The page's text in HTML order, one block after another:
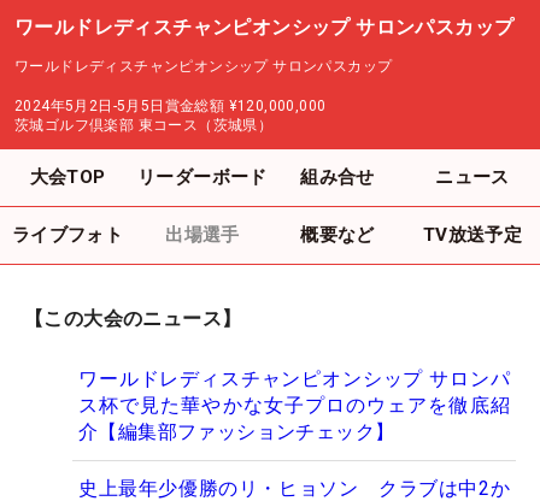
ワールドレディスチャンピオンシップ サロンパスカップ
ワールドレディスチャンピオンシップ サロンパスカップ
2024年5月2日-5月5日 賞金総額 ¥120,000,000
茨城ゴルフ倶楽部 東コース（茨城県）
大会TOP リーダーボード 組み合せ ニュース
ライブフォト 出場選手 概要など TV放送予定
【この大会のニュース】
ワールドレディスチャンピオンシップ サロンパ
ス杯で見た華やかな女子プロのウェアを徹底紹
介【編集部ファッションチェック】
史上最年少優勝のリ・ヒョソン クラブは中2か